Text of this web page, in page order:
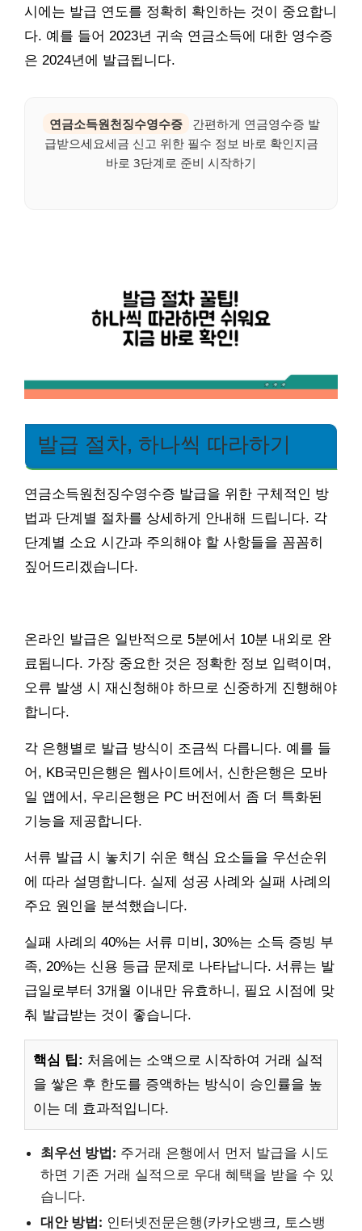
시에는 발급 연도를 정확히 확인하는 것이 중요합니
다. 예를 들어 2023년 귀속 연금소득에 대한 영수증
은 2024년에 발급됩니다.
연금소득원천징수영수증
간편하게 연금영수증 발
급받으세요세금 신고 위한 필수 정보 바로 확인지금
바로 3단계로 준비 시작하기
발급 절차, 하나씩 따라하기
연금소득원천징수영수증 발급을 위한 구체적인 방
법과 단계별 절차를 상세하게 안내해 드립니다. 각
단계별 소요 시간과 주의해야 할 사항들을 꼼꼼히
짚어드리겠습니다.
온라인 발급은 일반적으로 5분에서 10분 내외로 완
료됩니다. 가장 중요한 것은 정확한 정보 입력이며,
오류 발생 시 재신청해야 하므로 신중하게 진행해야
합니다.
각 은행별로 발급 방식이 조금씩 다릅니다. 예를 들
어, KB국민은행은 웹사이트에서, 신한은행은 모바
일 앱에서, 우리은행은 PC 버전에서 좀 더 특화된
기능을 제공합니다.
서류 발급 시 놓치기 쉬운 핵심 요소들을 우선순위
에 따라 설명합니다. 실제 성공 사례와 실패 사례의
주요 원인을 분석했습니다.
실패 사례의 40%는 서류 미비, 30%는 소득 증빙 부
족, 20%는 신용 등급 문제로 나타납니다. 서류는 발
급일로부터 3개월 이내만 유효하니, 필요 시점에 맞
춰 발급받는 것이 좋습니다.
핵심 팁: 처음에는 소액으로 시작하여 거래 실적
을 쌓은 후 한도를 증액하는 방식이 승인률을 높
이는 데 효과적입니다.
최우선 방법: 주거래 은행에서 먼저 발급을 시도
하면 기존 거래 실적으로 우대 혜택을 받을 수 있
습니다.
대안 방법: 인터넷전문은행(카카오뱅크, 토스뱅